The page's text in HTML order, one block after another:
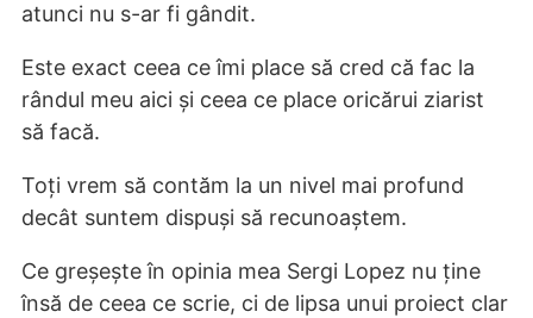
atunci nu s-ar fi gândit.
Este exact ceea ce îmi place să cred că fac la
rândul meu aici și ceea ce place oricărui ziarist
să facă.
Toți vrem să contăm la un nivel mai profund
decât suntem dispuși să recunoaștem.
Ce greșește în opinia mea Sergi Lopez nu ține
însă de ceea ce scrie, ci de lipsa unui proiect clar